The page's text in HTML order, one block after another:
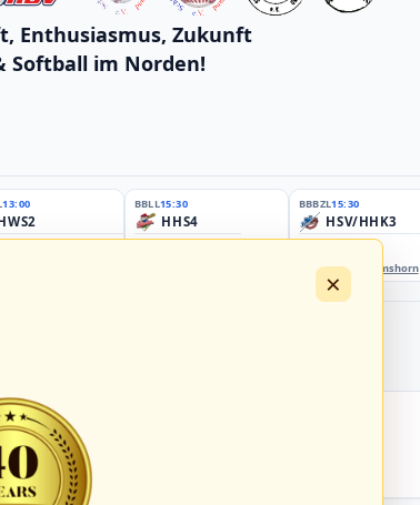
Enthusiasmus, Zukunft
Softball im Norden!
13:00 BBLL15:30
HHS4
BBBZL15:30
HSV/HHK3
EBE-Ballpark, Elmshorn
×